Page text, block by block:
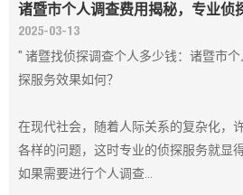
诸暨市个人调查费用揭秘，专业侦
2025-03-13
" 诸暨找侦探调查个人多少钱：诸暨市
探服务效果如何？
在现代社会，随着人际关系的复杂化，
各样的问题，这时专业的侦探服务就显
如果需要进行个人调查...